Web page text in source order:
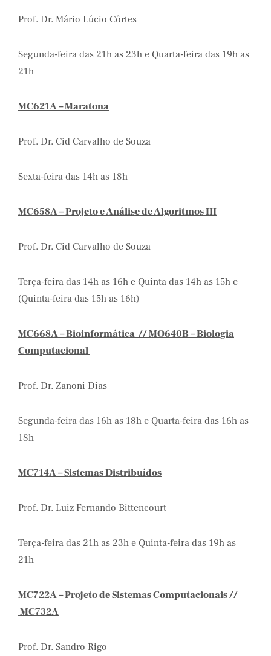
Prof. Dr. Mário Lúcio Côrtes
Segunda-feira das 21h as 23h e Quarta-feira das 19h as
21h
MC621A – Maratona
Prof. Dr. Cid Carvalho de Souza
Sexta-feira das 14h as 18h
MC658A – Projeto e Análise de Algoritmos III
Prof. Dr. Cid Carvalho de Souza
Terça-feira das 14h as 16h e Quinta das 14h as 15h e
(Quinta-feira das 15h as 16h)
MC668A – Bioinformática // MO640B – Biologia
Computacional
Prof. Dr. Zanoni Dias
Segunda-feira das 16h as 18h e Quarta-feira das 16h as
18h
MC714A – Sistemas Distribuídos
Prof. Dr. Luiz Fernando Bittencourt
Terça-feira das 21h as 23h e Quinta-feira das 19h as
21h
MC722A – Projeto de Sistemas Computacionais //
MC732A
Prof. Dr. Sandro Rigo